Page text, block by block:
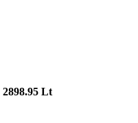
2898.95 Lt